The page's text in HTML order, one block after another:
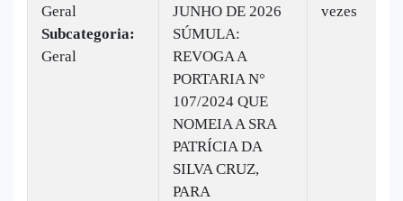
Geral
Subcategoria:
Geral
JUNHO DE 2026
SÚMULA:
REVOGA A
PORTARIA N°
107/2024 QUE
NOMEIA A SRA
PATRÍCIA DA
SILVA CRUZ,
PARA
vezes